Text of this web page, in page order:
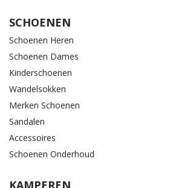
SCHOENEN
Schoenen Heren
Schoenen Dames
Kinderschoenen
Wandelsokken
Merken Schoenen
Sandalen
Accessoires
Schoenen Onderhoud
KAMPEREN